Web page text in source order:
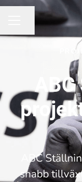
KARRIÄRMENY
Dela sidan
ABC
snabb